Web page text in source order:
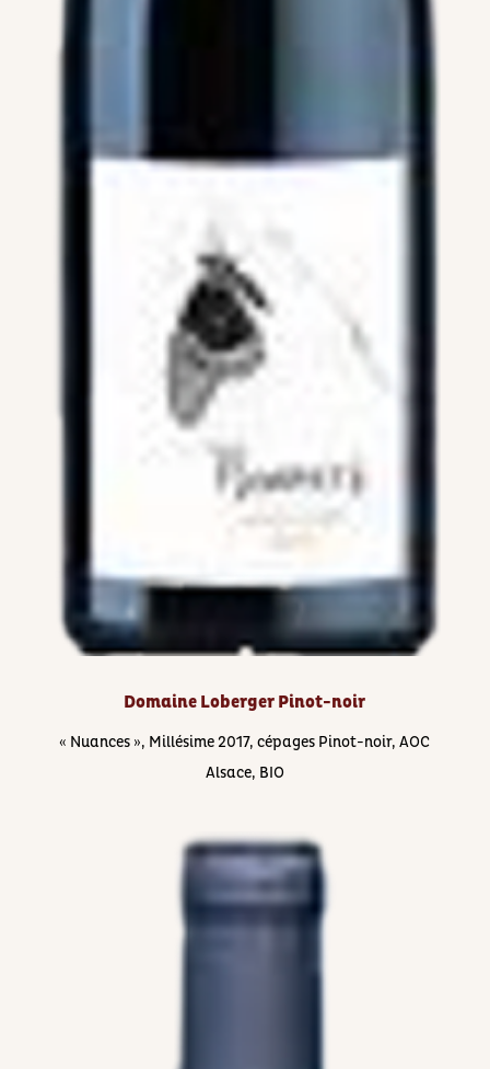
Domaine Loberger Pinot-noir
« Nuances », Millésime 2017, cépages ​Pinot-noir, AOC
Alsace, BIO